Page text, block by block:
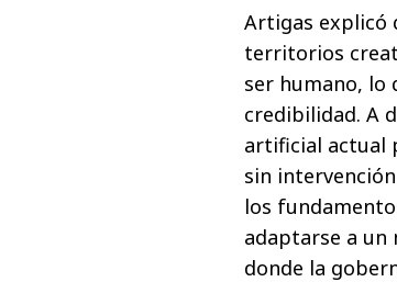
Artigas explicó
territorios
ser humano, lo
credibilidad. A
artificial actual
sin
los
adaptarse a un
donde la